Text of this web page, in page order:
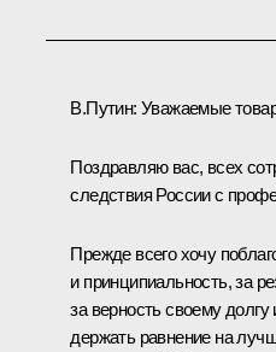
В.Путин: Уважаемые
Поздравляю вас, всех
следствия России с
Прежде всего хочу
и принципиальность, за
за верность своему
держать равнение на